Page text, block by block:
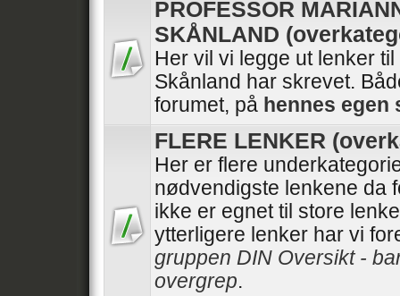
PROFESSOR
SKÅNLAND
Her vil vi legge ut lenker
Skånland har skrevet.
forumet, på hennes egen
FLERE LENKER
Her er flere
nødvendigste lenkene da
ikke er egnet til store
ytterligere lenker har vi
gruppen DIN Oversikt -
overgrep.